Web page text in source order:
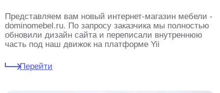
Представляем вам новый интернет-магазин мебели -
dominomebel.ru. По запросу заказчика мы полностью
обновили дизайн сайта и переписали внутреннюю
часть под наш движок на платформе Yii
Перейти